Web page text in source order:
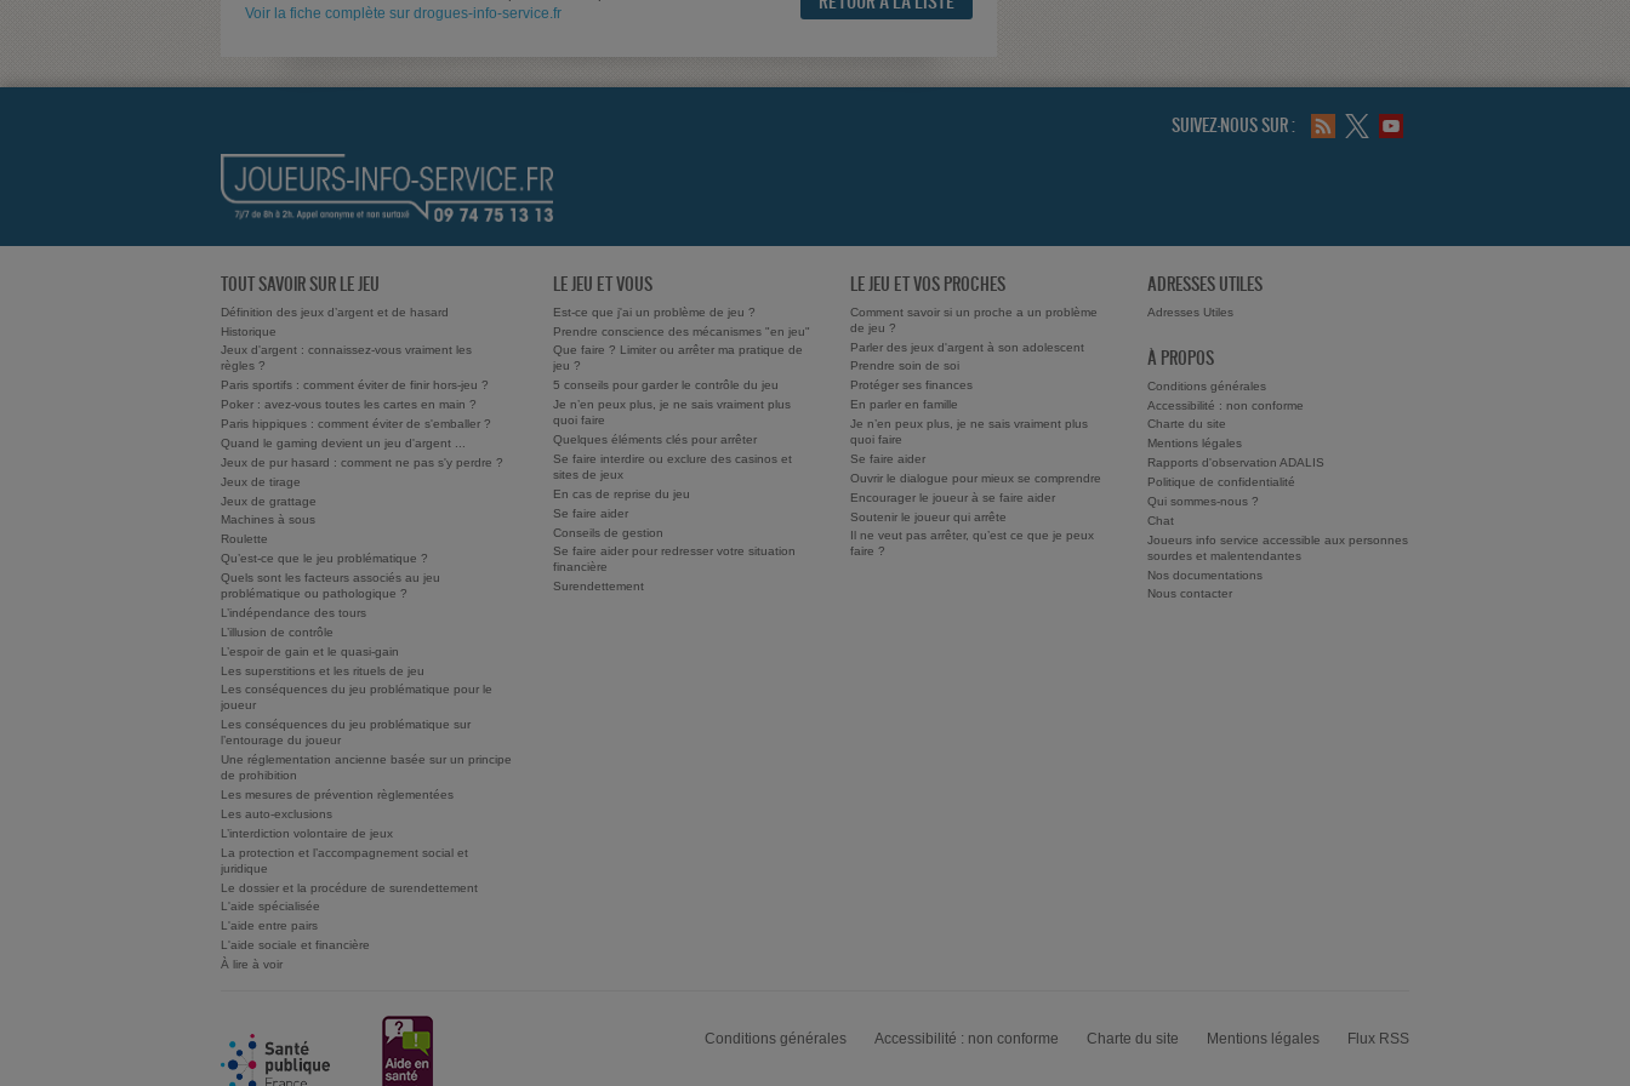
Voir la fiche complète sur drogues-info-service.fr
SUIVEZ-NOUS SUR :
TOUT SAVOIR SUR LE JEU
Définition des jeux d’argent et de hasard
Historique
Jeux d'argent : connaissez-vous vraiment les
règles ?
Paris sportifs : comment éviter de finir hors-jeu ?
Poker : avez-vous toutes les cartes en main ?
Paris hippiques : comment éviter de s'emballer ?
Quand le gaming devient un jeu d'argent ...
Jeux de pur hasard : comment ne pas s'y perdre ?
Jeux de tirage
Jeux de grattage
Machines à sous
Roulette
Qu’est-ce que le jeu problématique ?
Quels sont les facteurs associés au jeu
problématique ou pathologique ?
L’indépendance des tours
L’illusion de contrôle
L’espoir de gain et le quasi-gain
Les superstitions et les rituels de jeu
Les conséquences du jeu problématique pour le
joueur
Les conséquences du jeu problématique sur
l’entourage du joueur
Une réglementation ancienne basée sur un principe
de prohibition
Les mesures de prévention règlementées
Les auto-exclusions
L’interdiction volontaire de jeux
La protection et l’accompagnement social et
juridique
Le dossier et la procédure de surendettement
L'aide spécialisée
L'aide entre pairs
L'aide sociale et financière
À lire à voir
LE JEU ET VOUS
Est-ce que j'ai un problème de jeu ?
Prendre conscience des mécanismes "en jeu"
Que faire ? Limiter ou arrêter ma pratique de
jeu ?
5 conseils pour garder le contrôle du jeu
Je n’en peux plus, je ne sais vraiment plus
quoi faire
Quelques éléments clés pour arrêter
Se faire interdire ou exclure des casinos et
sites de jeux
En cas de reprise du jeu
Se faire aider
Conseils de gestion
Se faire aider pour redresser votre situation
financière
Surendettement
LE JEU ET VOS PROCHES
Comment savoir si un proche a un problème
de jeu ?
Parler des jeux d'argent à son adolescent
Prendre soin de soi
Protéger ses finances
En parler en famille
Je n’en peux plus, je ne sais vraiment plus
quoi faire
Se faire aider
Ouvrir le dialogue pour mieux se comprendre
Encourager le joueur à se faire aider
Soutenir le joueur qui arrête
Il ne veut pas arrêter, qu’est ce que je peux
faire ?
ADRESSES UTILES
Adresses Utiles
À PROPOS
Conditions générales
Accessibilité : non conforme
Charte du site
Mentions légales
Rapports d'observation ADALIS
Politique de confidentialité
Qui sommes-nous ?
Chat
Joueurs info service accessible aux personnes
sourdes et malentendantes
Nos documentations
Nous contacter
Conditions générales Accessibilité : non conforme Charte du site Mentions légales Flux RSS